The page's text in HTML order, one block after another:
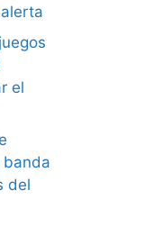
el
banda
del